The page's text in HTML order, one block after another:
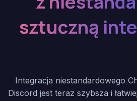
sztuczną
Integracja niestandardowego
Discord jest teraz szybsza i